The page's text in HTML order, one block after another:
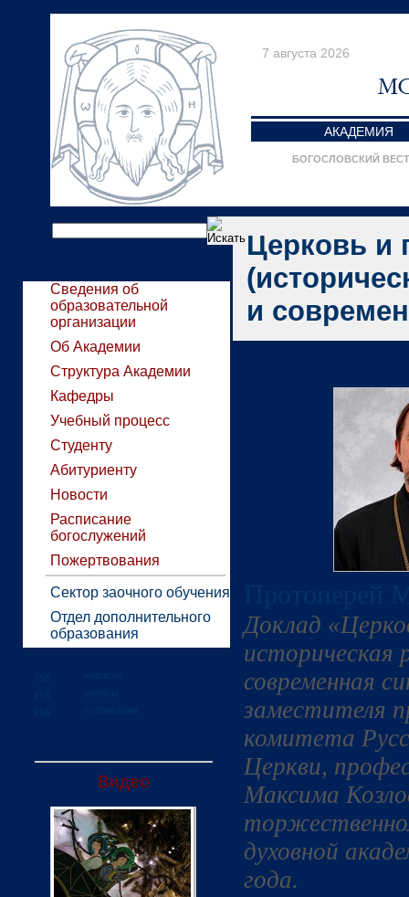
7 августа 2026
АКАДЕМИЯ
БОГОСЛОВСКИЙ
Сведения об
образовательной
организации
Об Академии
Структура Академии
Кафедры
Учебный процесс
Студенту
Абитуриенту
Новости
Расписание
богослужений
Пожертвования
Сектор заочного обучения
Отдел дополнительного
образования
Видео
Церковь и
и
Доклад
историческая
современная
заместителя
комитета
Церкви,
Максима
духовной
года.